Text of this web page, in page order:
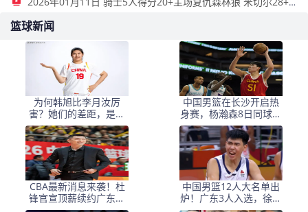
篮球新闻
为何韩旭比李月汝厉
害？她们的差距，是张
子宇选秀顺位暴跌的原
因
中国男篮在长沙开启热
身赛，杨瀚森8日同球队
会合
CBA最新消息来袭！杜
锋官宣顶薪续约广东男
中国男篮12人大名单出
炉！广东3人入选，徐昕